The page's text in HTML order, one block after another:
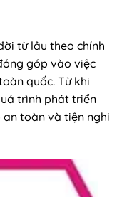
từ lâu theo chính
góp vào việc
quốc. Từ khi
trình phát triển
toàn và tiện nghi